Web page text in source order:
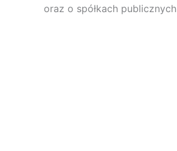
oraz o spółkach publicznych